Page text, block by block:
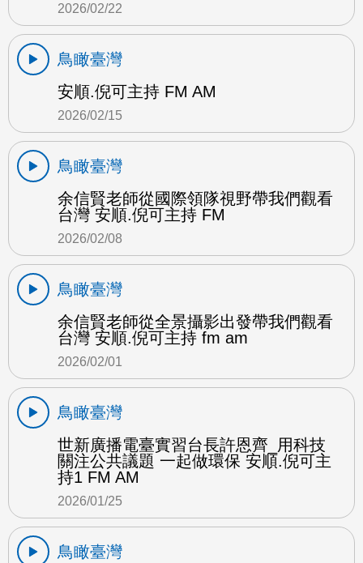
2026/02/22
鳥瞰臺灣
安順.倪可主持 FM AM
2026/02/15
鳥瞰臺灣
余信賢老師從國際領隊視野帶我們觀看
台灣 安順.倪可主持 FM
2026/02/08
鳥瞰臺灣
余信賢老師從全景攝影出發帶我們觀看
台灣 安順.倪可主持 fm am
2026/02/01
鳥瞰臺灣
世新廣播電臺實習台長許恩齊_用科技
關注公共議題 一起做環保 安順.倪可主
持1 FM AM
2026/01/25
鳥瞰臺灣